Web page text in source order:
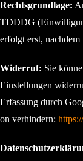
Rechtsgrundlage:
TDDDG
erfolgt erst,
Widerruf: Sie
Einstellungen
Erfassung durch
on verhindern: